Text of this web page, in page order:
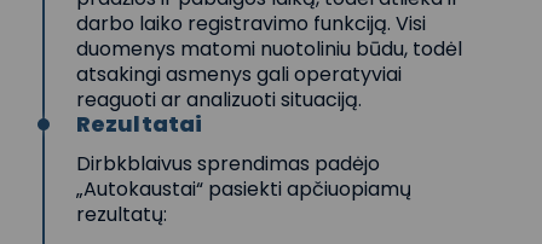
darbo laiko registravimo funkciją. Visi
duomenys matomi nuotoliniu būdu, todėl
atsakingi asmenys gali operatyviai
reaguoti ar analizuoti situaciją.
Rezultatai
Dirbkblaivus sprendimas padėjo
„Autokaustai“ pasiekti apčiuopiamų
rezultatų: